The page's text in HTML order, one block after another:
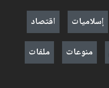
إسلاميات
اقتصاد
منوعات ملفات